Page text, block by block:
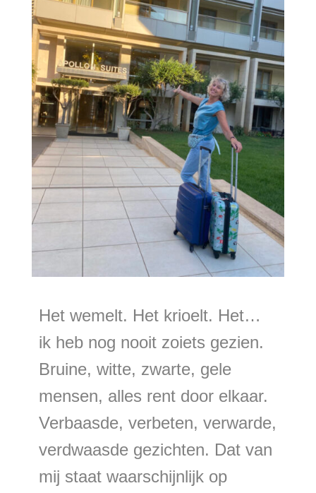
Het wemelt. Het krioelt. Het…
ik heb nog nooit zoiets gezien.
Bruine, witte, zwarte, gele
mensen, alles rent door elkaar.
Verbaasde, verbeten, verwarde,
verdwaasde gezichten. Dat van
mij staat waarschijnlijk op